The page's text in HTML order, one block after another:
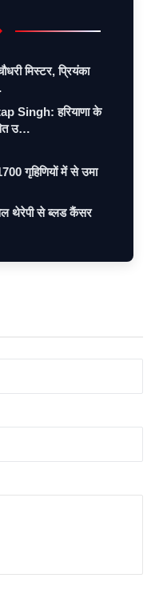
मिस्टर, प्रियंका
Singh: हरियाणा के
उ…
गृहिणियों में से उमा
थेरेपी से ब्लड कैंसर